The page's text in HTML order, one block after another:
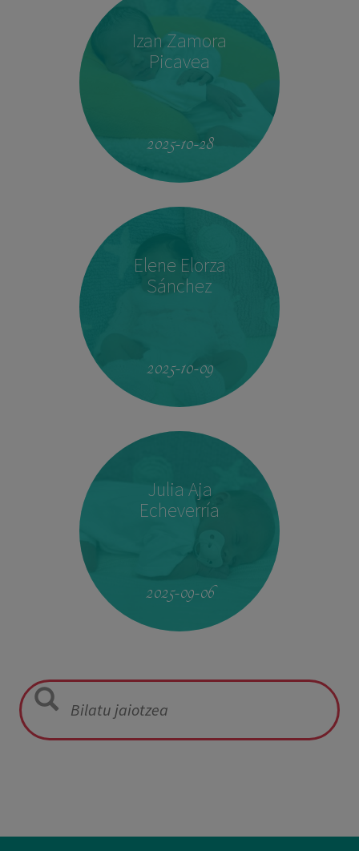
Izan Zamora
Picavea
2025-10-28
Elene Elorza
Sánchez
2025-10-09
Julia Aja
Echeverría
2025-09-06